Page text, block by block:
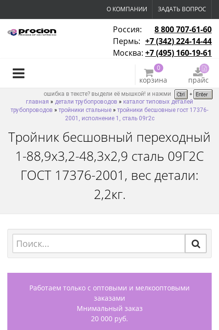
О КОМПАНИИ ЗАДАТЬ ВОПРОС
Россия:
8 800 707-61-60
Пермь: +7 (342) 224-14-44
Москва: +7 (495) 160-19-61
0
корзина прайс
ошибка в тексте? выдели её мышкой! и нажми
главная » детали трубопроводов » каталог типовых деталей
трубопроводов » тройники стальные » тройники бесшовные гост 17376-
2001, исполнение 1, сталь 09г2с
Тройник бесшовный переходный
1-88,9х3,2-48,3х2,9 сталь 09Г2С
ГОСТ 17376-2001, вес детали:
2,2кг.
Работаем только с оптовыми и мелкооптовыми
заказами
Мнимальный заказ
20 000 руб.